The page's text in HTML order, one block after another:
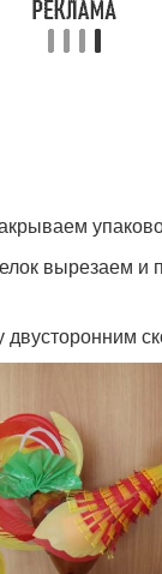
вырезаем и